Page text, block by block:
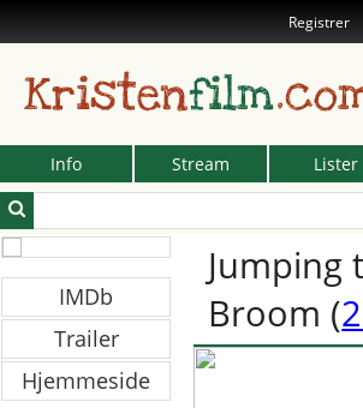
Registrer
Kristenfilm
Info Stream Lister
IMDb
Trailer
Hjemmeside
Jumping
Broom (